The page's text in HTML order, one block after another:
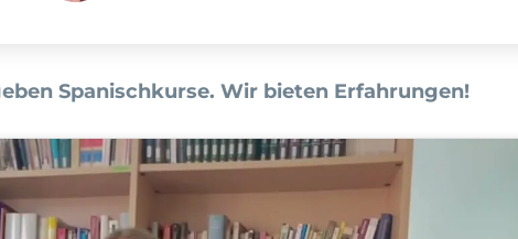
Spanischkurse. Wir bieten Erfahrungen!